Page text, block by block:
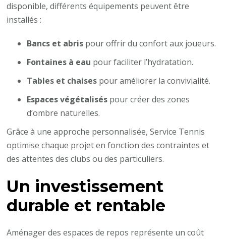
disponible, différents équipements peuvent être
installés :
Bancs et abris pour offrir du confort aux joueurs.
Fontaines à eau pour faciliter l’hydratation.
Tables et chaises pour améliorer la convivialité.
Espaces végétalisés pour créer des zones
d’ombre naturelles.
Grâce à une approche personnalisée, Service Tennis
optimise chaque projet en fonction des contraintes et
des attentes des clubs ou des particuliers.
Un investissement
durable et rentable
Aménager des espaces de repos représente un coût